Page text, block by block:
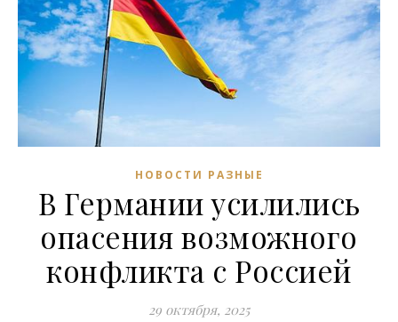
НОВОСТИ РАЗНЫЕ
В Германии усилились
опасения возможного
конфликта с Россией
29 октября, 2025